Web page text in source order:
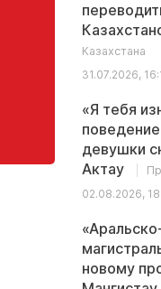
Казахстана
31.07.2026,
«Я тебя
девушки
Актау
02.08.2026,
новому